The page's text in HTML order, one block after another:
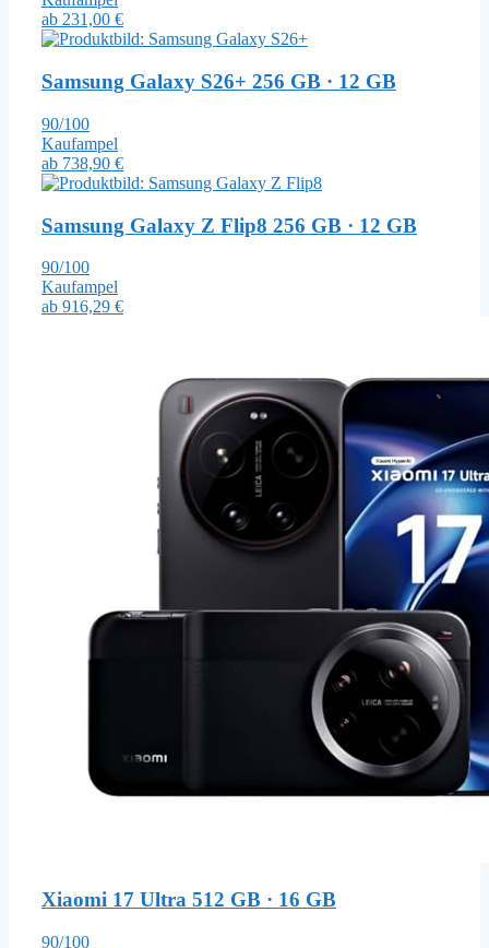
ab 231,00 €
Samsung Galaxy S26+ 256 GB · 12 GB
90/100
Kaufampel
ab 738,90 €
Samsung Galaxy Z Flip8 256 GB · 12 GB
90/100
Kaufampel
ab 916,29 €
Xiaomi 17 Ultra 512 GB · 16 GB
90/100